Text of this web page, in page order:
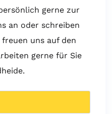
gerne zur
an oder schreiben
freuen uns auf den
gerne für Sie